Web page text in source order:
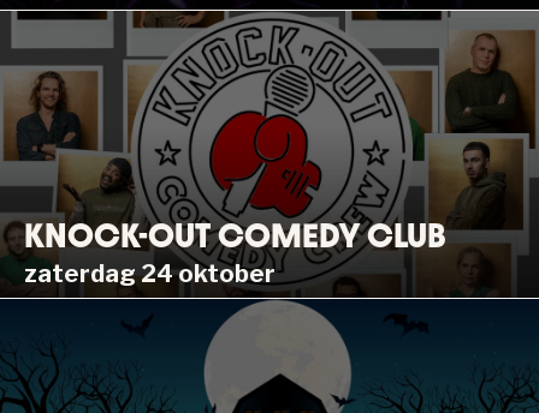
KNOCK-OUT COMEDY CLUB
zaterdag 24 oktober